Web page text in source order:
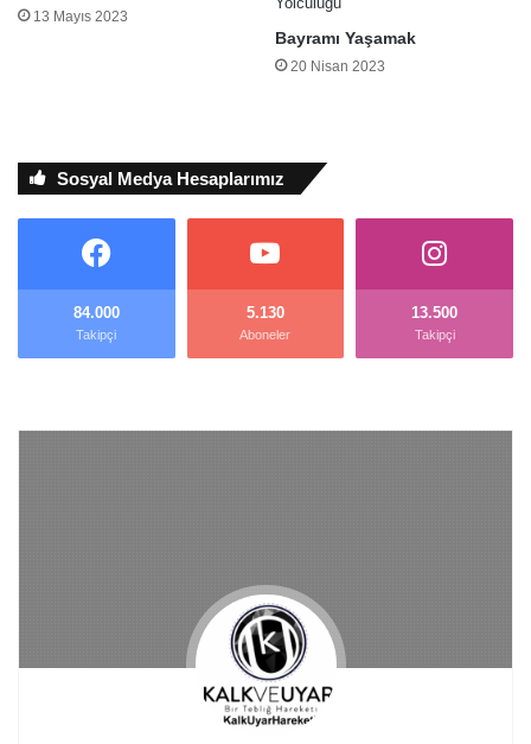
13 Mayıs 2023
Bayramı Yaşamak
20 Nisan 2023
Sosyal Medya Hesaplarımız
84.000
Takipçi
5.130
Aboneler
13.500
Takipçi